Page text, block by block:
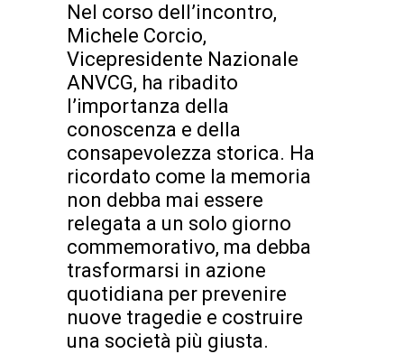
Nel corso dell’incontro,
Michele Corcio,
Vicepresidente Nazionale
ANVCG, ha ribadito
l’importanza della
conoscenza e della
consapevolezza storica. Ha
ricordato come la memoria
non debba mai essere
relegata a un solo giorno
commemorativo, ma debba
trasformarsi in azione
quotidiana per prevenire
nuove tragedie e costruire
una società più giusta.